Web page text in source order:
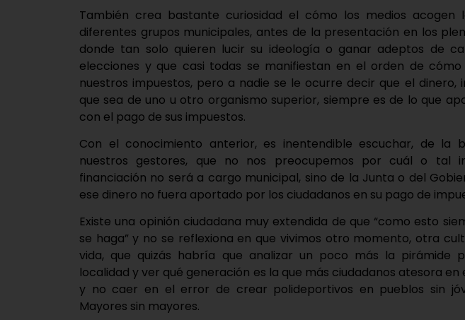
También crea bastante curiosidad el cómo los medios acogen
diferentes grupos municipales, antes de la presentación en los
donde tan solo quieren lucir su ideología o ganar adeptos de
elecciones y que casi todas se manifiestan en el orden de
nuestros impuestos, pero a nadie se le ocurre decir que el dinero,
que sea de uno u otro organismo superior, siempre es de lo que
con el pago de sus impuestos.
Con el conocimiento anterior, es inentendible escuchar, de la
nuestros gestores, que no nos preocupemos por cuál o tal
financiación no será a cargo municipal, sino de la Junta o del
ese dinero no fuera aportado por los ciudadanos en su pago de
Existe una opinión ciudadana muy extendida de que “como esto
se haga” y no se reflexiona en que vivimos otro momento, otra
vida, que quizás habría que analizar un poco más la pirámide
localidad y ver qué generación es la que más ciudadanos atesora
y no caer en el error de crear polideportivos en pueblos sin
Mayores sin mayores.